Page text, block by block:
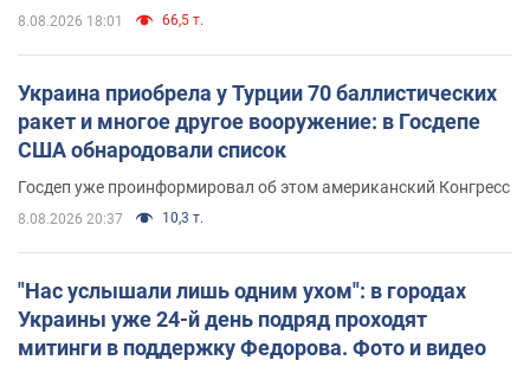
8.08.2026 18:01 66,5 т.
Украина приобрела у Турции 70 баллистических
ракет и многое другое вооружение: в Госдепе
США обнародовали список
Госдеп уже проинформировал об этом американский Конгресс
8.08.2026 20:37 10,3 т.
"Нас услышали лишь одним ухом": в городах
Украины уже 24-й день подряд проходят
митинги в поддержку Федорова. Фото и видео